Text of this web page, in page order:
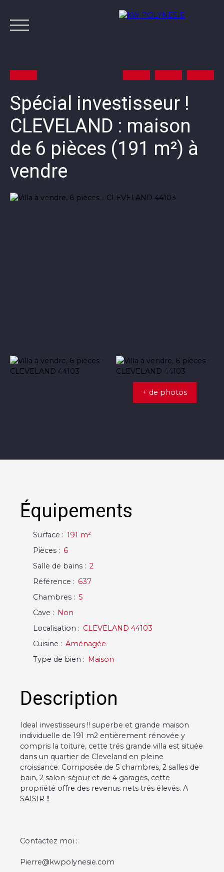
Annonces Vendre avec KW Estimer
Spécial investisseur !
CLEVELAND : maison
de 6 pièces (191 m²) à
vendre
+ de photos
Équipements
Surface : 191 m²
Pièces : 6
Salle de bains : 2
Référence : 637
Chambres : 5
Cave : Non
Localisation : CLEVELAND 44103
Cuisine : Aménagée
Type de bien : Maison
Description
Ideal investisseurs !! superbe et grande maison
individuelle de 191 m2 entièrement rénovée y
compris la toiture, cette trés grande villa est située
dans un quartier de Cleveland en pleine
croissance. Composée de 5 chambres, 2 salles de
bain, 2 salon-séjour et de 4 garages, cette
propriété offre des revenus nets trés élevés. A
SAISIR !!
Contactez moi :
Pierre@kwpolynesie.com